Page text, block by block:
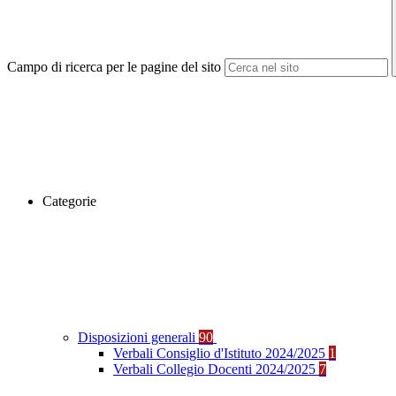
Campo di ricerca per le pagine del sito
Categorie
Disposizioni generali 90
Verbali Consiglio d'Istituto 2024/2025 1
Verbali Collegio Docenti 2024/2025 7